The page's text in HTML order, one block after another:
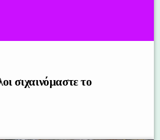
σιχαινόμαστε το